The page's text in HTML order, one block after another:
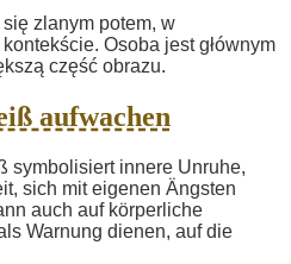
aufwachen
symbolisiert innere Unruhe,
sich mit eigenen Ängsten
auch auf körperliche
Warnung dienen, auf die